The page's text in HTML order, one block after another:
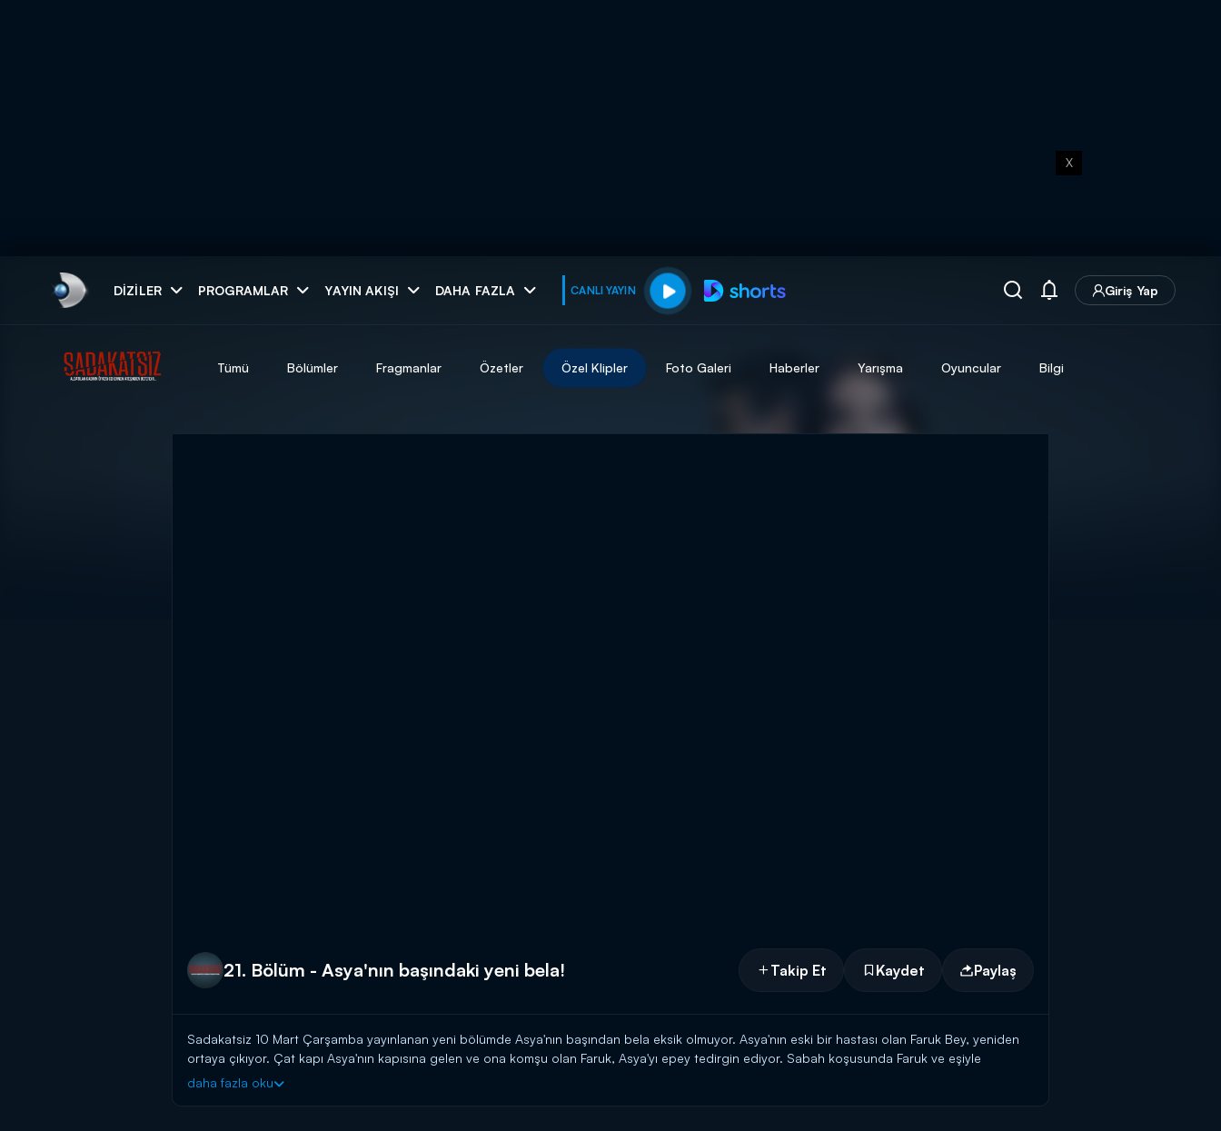
X
DIZILER PROGRAMLAR YAYIN AKIŞI DAHA FAZLA CANLI YAYIN Giriş Yap
muhteşem ikili
Tümü Bölümler Fragmanlar Özetler Özel Klipler Foto Galeri Haberler Yarışma Oyuncular Bilgi
21. Bölüm - Asya'nın başındaki yeni bela! Takip Et Kaydet Paylaş
Sadakatsiz 10 Mart Çarşamba yayınlanan yeni bölümde Asya'nın başından bela eksik olmuyor. Asya'nın eski bir hastası olan Faruk Bey, yeniden
ortaya çıkıyor. Çat kapı Asya'nın kapısına gelen ve ona komşu olan Faruk, Asya'yı epey tedirgin ediyor. Sabah koşusunda Faruk ve eşiyle
karşılaşan Asya, onlarla sohbet etmek zorunda kalıyor ve bu arada karı koca arasında geçen diyalog onu endişelendiriyor. İşte o anlar...
daha fazla oku